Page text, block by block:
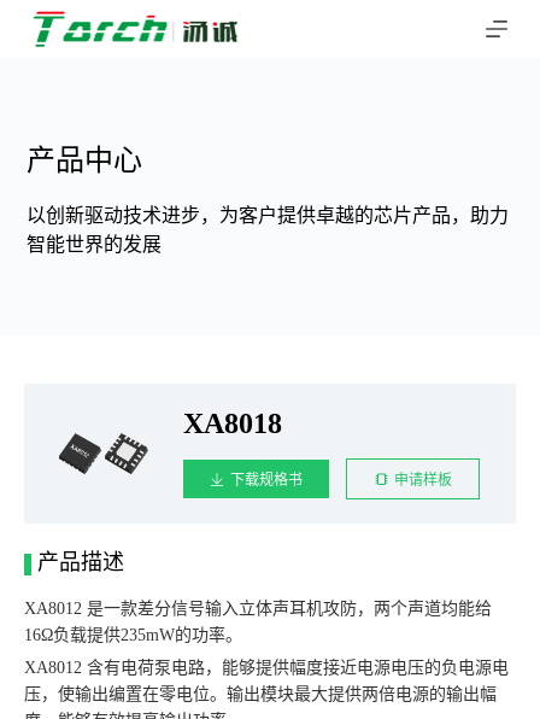
跳
产品中心
以创新驱动技术进步，为客户提供卓越的芯片产品，助力
智能世界的发展
XA8018
下载规格书 申请样板
产品描述
XA8012 是一款差分信号输入立体声耳机攻防，两个声道均能给
16Ω负载提供235mW的功率。
XA8012 含有电荷泵电路，能够提供幅度接近电源电压的负电源电
压，使输出编置在零电位。输出模块最大提供两倍电源的输出幅